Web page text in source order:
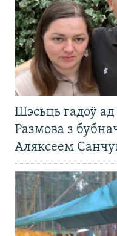
Шэсьць гадоў ад
Размова з
Аляксеем